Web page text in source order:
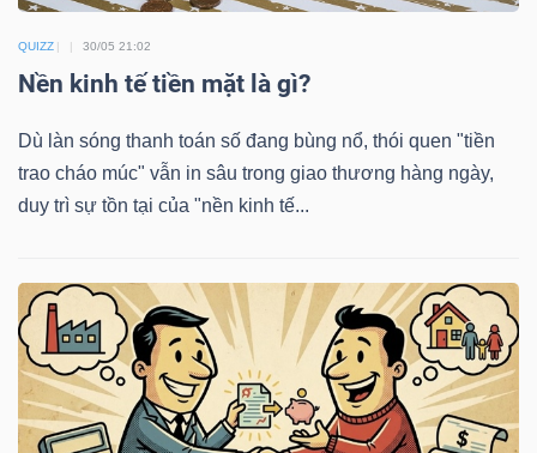
QUIZZ 30/05 21:02
Nền kinh tế tiền mặt là gì?
Dù làn sóng thanh toán số đang bùng nổ, thói quen "tiền
trao cháo múc" vẫn in sâu trong giao thương hàng ngày,
duy trì sự tồn tại của "nền kinh tế...
NĂNG
LƯỢNG
NGUYÊN
LIỆU
CÔNG